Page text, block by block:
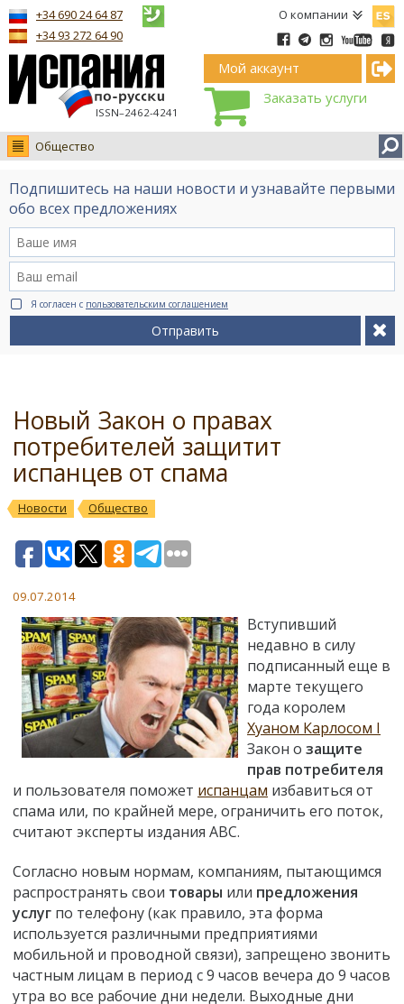
О компании
ISSN–2462-4241
+34 690 24 64 87
+34 93 272 64 90
Мой аккаунт
Заказать услуги
Общество
Новости
Интервью
Видео Ruso.TV
BCN life
Сервис на немецком
Подпишитесь на наши новости и узнавайте первыми
обо всех предложениях
Я согласен с пользовательским соглашением
Отправить
Новый Закон о правах
потребителей защитит
испанцев от спама
Новости Общество
09.07.2014
Вступивший
недавно в силу
подписанный еще в
марте текущего
года королем
Хуаном Карлосом I
Закон о защите
прав потребителя
и пользователя поможет испанцам избавиться от
спама или, по крайней мере, ограничить его поток,
считают эксперты издания АВС.
Согласно новым нормам, компаниям, пытающимся
распространять свои товары или предложения
услуг по телефону (как правило, эта форма
используется различными предприятиями
мобильной и проводной связи), запрещено звонить
частным лицам в период с 9 часов вечера до 9 часов
утра во все рабочие дни недели. Выходные дни